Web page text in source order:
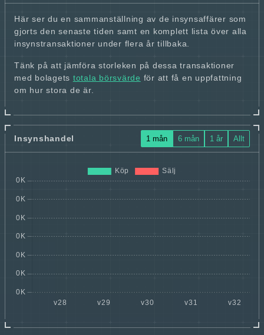
Här ser du en sammanställning av de insynsaffärer som
gjorts den senaste tiden samt en komplett lista över alla
insynstransaktioner under flera år tillbaka.
Tänk på att jämföra storleken på dessa transaktioner
med bolagets totala börsvärde för att få en uppfattning
om hur stora de är.
Insynshandel 1 mån 6 mån 1 år Allt